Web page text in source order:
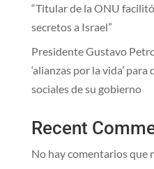
“Titular de la ONU
secretos a Israel”
Presidente Gustavo
‘alianzas por la vida’
sociales de su gobierno
Recent
No hay comentarios que